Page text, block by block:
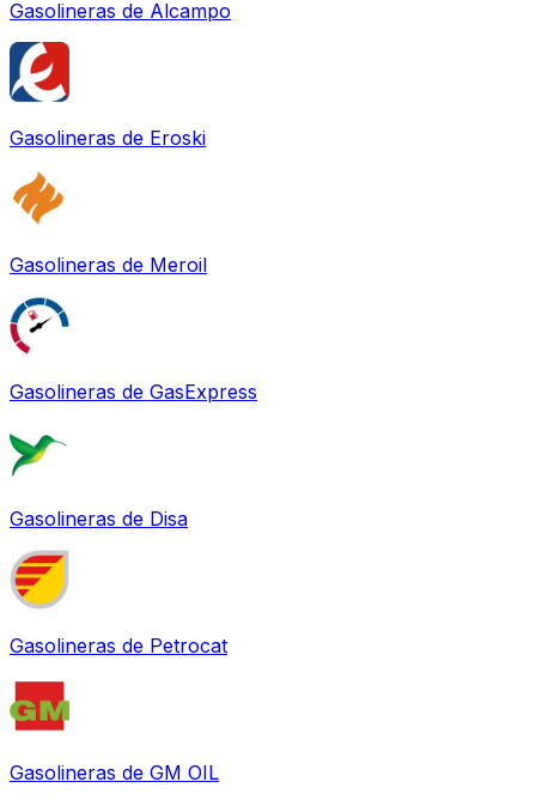
Gasolineras de Alcampo
Gasolineras de Eroski
Gasolineras de Meroil
Gasolineras de GasExpress
Gasolineras de Disa
Gasolineras de Petrocat
Gasolineras de GM OIL